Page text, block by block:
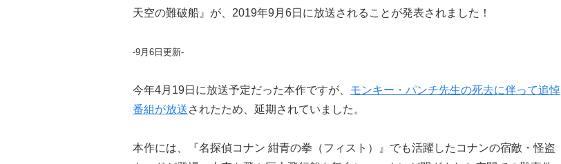
天空の難破船』が、2019年9月6日に放送されることが発表されました！
-9月6日更新-
今年4月19日に放送予定だった本作ですが、 モンキー・パンチ先生の死去に伴って追悼
番組が放送されたため、延期されていました。
本作には、『名探偵コナン 紺青の拳（フィスト）』でも活躍したコナンの宿敵・怪盗